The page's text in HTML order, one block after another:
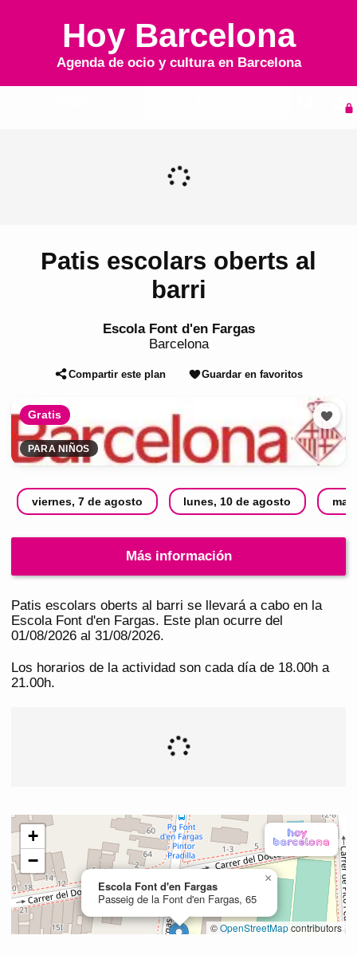
Hoy Barcelona
Agenda de ocio y cultura en Barcelona
Patis escolars oberts al
barri
Escola Font d'en Fargas
Barcelona
Compartir este plan Guardar en favoritos
Gratis
PARA NIÑOS
viernes, 7 de agosto lunes, 10 de agosto
Más información
Patis escolars oberts al barri se llevará a cabo en la
Escola Font d'en Fargas. Este plan ocurre del
01/08/2026 al 31/08/2026.
Los horarios de la actividad son cada día de 18.00h a
21.00h.